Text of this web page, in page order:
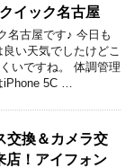
イック名古屋
名古屋です♪ 今日も
い天気でしたけどこ
いですね。 体調管理
5C …
換＆カメラ交
店！アイフォン